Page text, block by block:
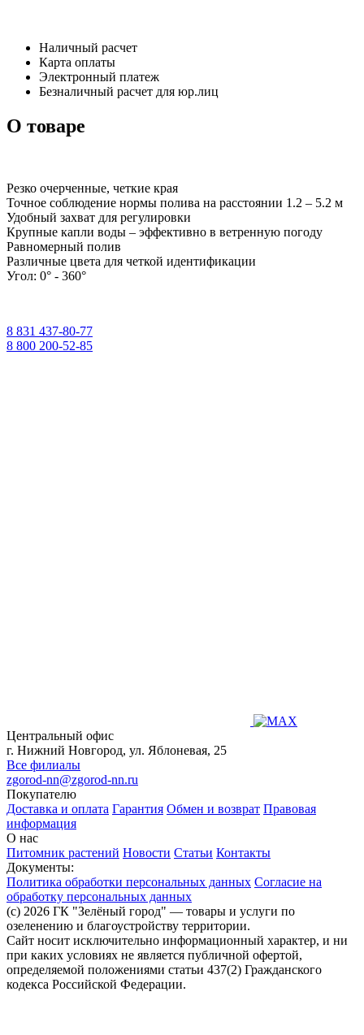
Наличный расчет
Карта оплаты
Электронный платеж
Безналичный расчет для юр.лиц
О товаре
Резко очерченные, четкие края
Точное соблюдение нормы полива на расстоянии 1.2 – 5.2 м
Удобный захват для регулировки
Крупные капли воды – эффективно в ветренную погоду
Равномерный полив
Различные цвета для четкой идентификации
Угол: 0° - 360°
8 831 437-80-77
8 800 200-52-85
Центральный офис
г. Нижний Новгород, ул. Яблоневая, 25
Все филиалы
zgorod-nn@zgorod-nn.ru
Покупателю
Доставка и оплата Гарантия Обмен и возврат Правовая
информация
О нас
Питомник растений Новости Статьи Контакты
Документы:
Политика обработки персональных данных Согласие на
обработку персональных данных
(c) 2026 ГК "Зелёный город" — товары и услуги по
озеленению и благоустройству территории.
Сайт носит исключительно информационный характер, и ни
при каких условиях не является публичной офертой,
определяемой положениями статьи 437(2) Гражданского
кодекса Российской Федерации.